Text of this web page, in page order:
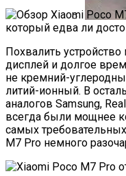
Похвалить
дисплей и долгое
не кремний-
литий-ионный. В
аналогов Samsung,
всегда были мощнее
самых
M7 Pro немного